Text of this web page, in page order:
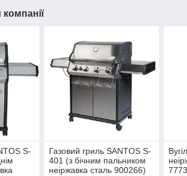
компанії
S-
Газовий гриль SANTOS S-
401 (з бічним пальником
неіржавка сталь 900266)